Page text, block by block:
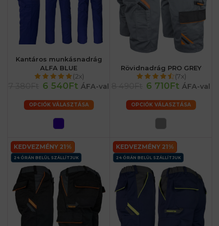
Kantáros munkásnadrág
ALFA BLUE
(2x)
6 540Ft ÁFA-val
OPCIÓK VÁLASZTÁSA
Rövidnadrág PRO GREY
(7x)
6 710Ft ÁFA-val
OPCIÓK VÁLASZTÁSA
KEDVEZMÉNY 21%
24 ÓRÁN BELÜL SZÁLLÍTJUK
KEDVEZMÉNY 21%
24 ÓRÁN BELÜL SZÁLLÍTJUK